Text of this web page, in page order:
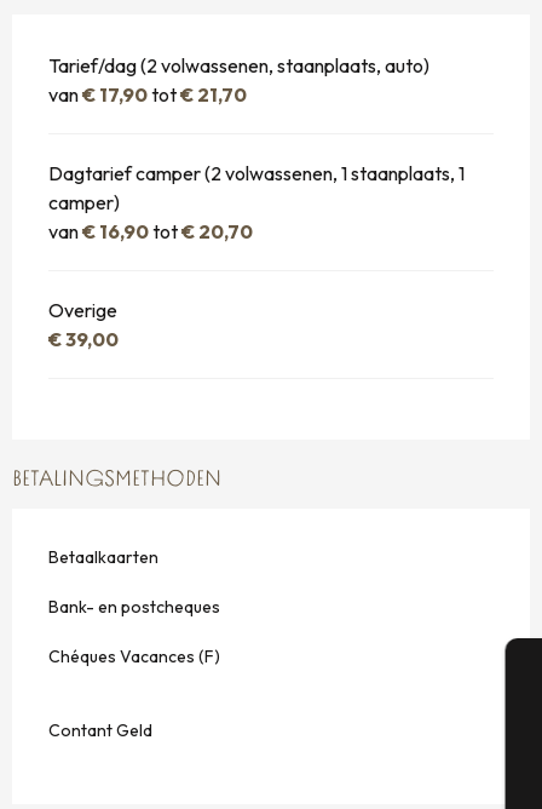
Tarief/dag (2 volwassenen, staanplaats, auto)
van€ 17,90tot€ 21,70
Dagtarief camper (2 volwassenen, 1 staanplaats, 1
camper)
van€ 16,90tot€ 20,70
Overige
€ 39,00
BETALINGSMETHODEN
Betaalkaarten
Bank- en postcheques
Chéques Vacances (F)
Contant Geld